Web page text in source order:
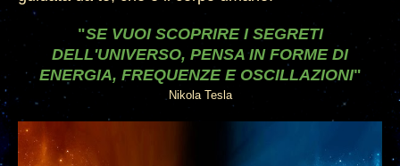
"SE VUOI SCOPRIRE I SEGRETI
DELL'UNIVERSO, PENSA IN FORME DI
ENERGIA, FREQUENZE E OSCILLAZIONI"
Nikola Tesla